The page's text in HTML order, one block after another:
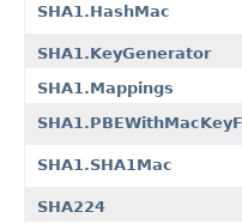
SHA1.HashMac
SHA1.KeyGenerator
SHA1.Mappings
SHA1.SHA1Mac
SHA224